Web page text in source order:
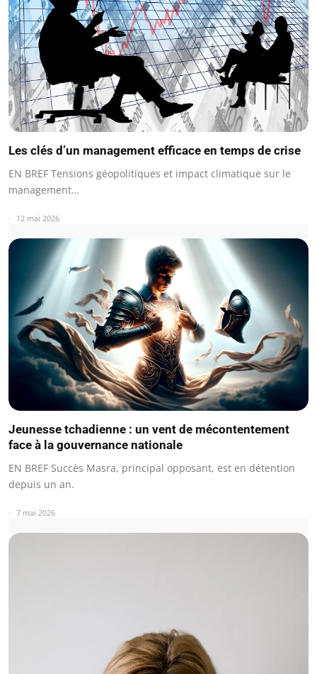
Les clés d’un management efficace en temps de crise
EN BREF Tensions géopolitiques et impact climatique sur le
management…
12 mai 2026
Jeunesse tchadienne : un vent de mécontentement
face à la gouvernance nationale
EN BREF Succès Masra, principal opposant, est en détention
depuis un an.
7 mai 2026